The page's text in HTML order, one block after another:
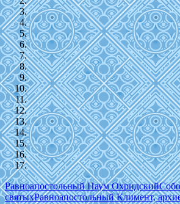
Равноапостольный Наум Охридский
святыхРавноапостольный Климент,